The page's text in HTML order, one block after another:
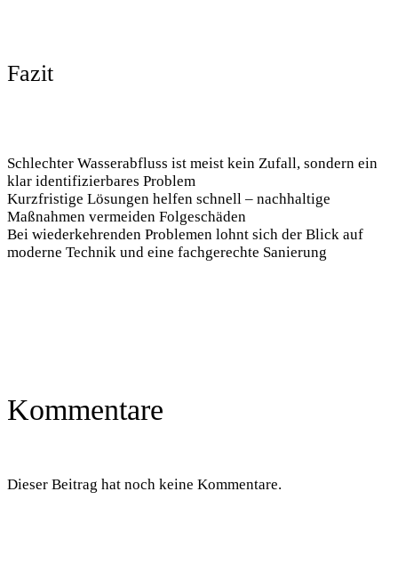
Fazit
Schlechter Wasserabfluss ist meist kein Zufall, sondern ein
klar identifizierbares Problem
Kurzfristige Lösungen helfen schnell – nachhaltige
Maßnahmen vermeiden Folgeschäden
Bei wiederkehrenden Problemen lohnt sich der Blick auf
moderne Technik und eine fachgerechte Sanierung
Kommentare
Dieser Beitrag hat noch keine Kommentare.